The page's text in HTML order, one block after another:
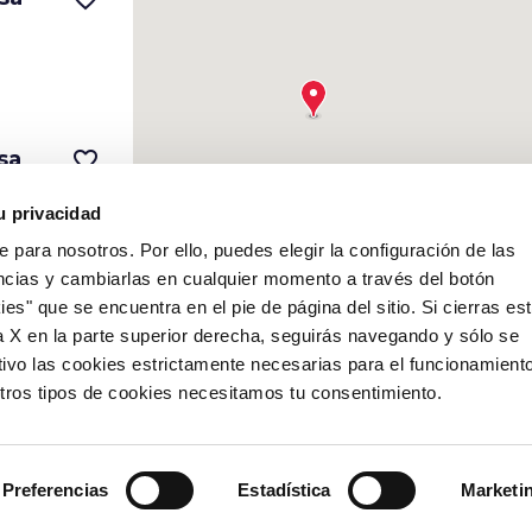
privacidad
para nosotros. Por ello, puedes elegir la configuración de las
y cambiarlas en cualquier momento a través del botón
que se encuentra en el pie de página del sitio. Si cierras
X en la parte superior derecha, seguirás navegando y sólo se
las cookies estrictamente necesarias para el
tipos de cookies necesitamos tu consentimiento.
Preferencias Estadística
favorite_border
favorite_border